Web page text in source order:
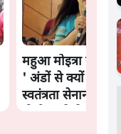
महुआ मोइत्रा से SC
' अंडों से क्यों डरती
स्वतंत्रता सेनानी सीने